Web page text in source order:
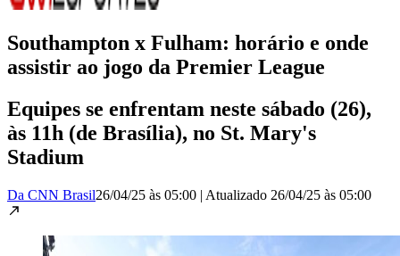
Southampton x Fulham: horário e onde
assistir ao jogo da Premier League
Equipes se enfrentam neste sábado (26),
às 11h (de Brasília), no St. Mary's
Stadium
Da CNN Brasil26/04/25 às 05:00 | Atualizado 26/04/25 às 05:00